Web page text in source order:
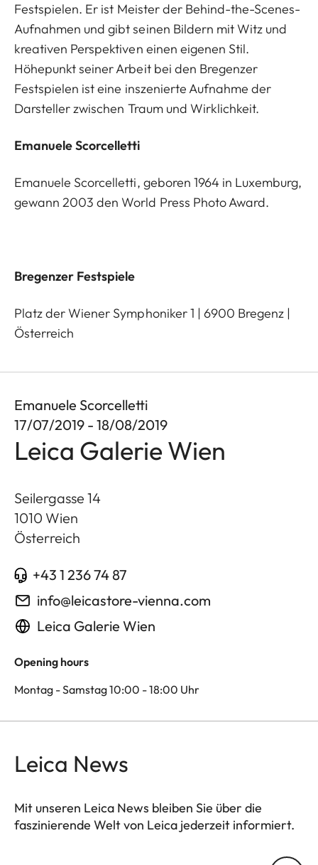
Festspielen. Er ist Meister der Behind-the-Scenes-
Aufnahmen und gibt seinen Bildern mit Witz und
kreativen Perspektiven einen eigenen Stil.
Höhepunkt seiner Arbeit bei den Bregenzer
Festspielen ist eine inszenierte Aufnahme der
Darsteller zwischen Traum und Wirklichkeit.
Emanuele Scorcelletti
Emanuele Scorcelletti, geboren 1964 in Luxemburg,
gewann 2003 den World Press Photo Award.
Bregenzer Festspiele
Platz der Wiener Symphoniker 1 | 6900 Bregenz |
Österreich
Emanuele Scorcelletti
17/07/2019 - 18/08/2019
Leica Galerie Wien
Seilergasse 14
1010 Wien
Österreich
+43 1 236 74 87
info@leicastore-vienna.com
Leica Galerie Wien
Opening hours
Montag - Samstag 10:00 - 18:00 Uhr
Leica News
Mit unseren Leica News bleiben Sie über die
faszinierende Welt von Leica jederzeit informiert.